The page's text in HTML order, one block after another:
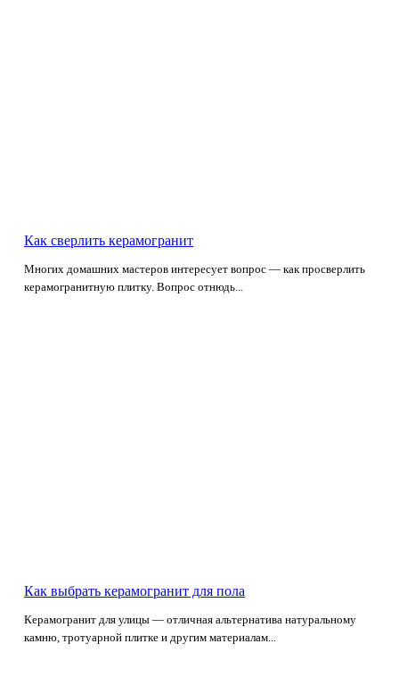
Как сверлить керамогранит
Многих домашних мастеров интересует вопрос — как просверлить
керамогранитную плитку. Вопрос отнюдь...
Как выбрать керамогранит для пола
Керамогранит для улицы — отличная альтернатива натуральному
камню, тротуарной плитке и другим материалам...